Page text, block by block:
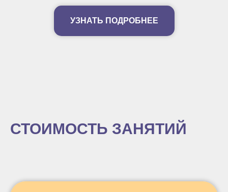
УЗНАТЬ ПОДРОБНЕЕ
СТОИМОСТЬ ЗАНЯТИЙ